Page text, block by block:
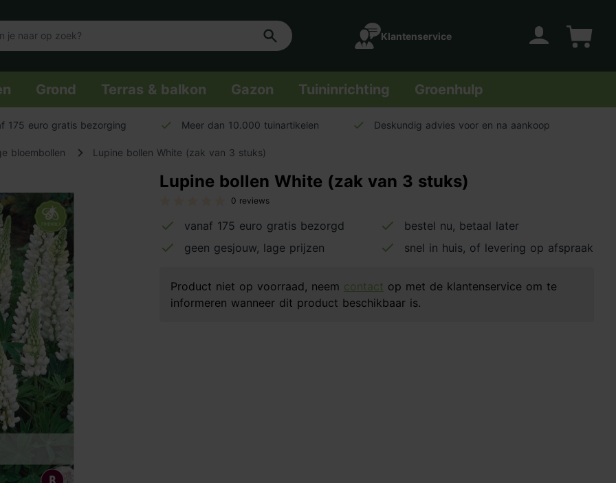
Klantenservice
Grond Terras & balkon Gazon Tuininrichting Groenhulp
175 euro gratis bezorging Meer dan 10.000 tuinartikelen Deskundig advies voor en na aankoop
bloembollen Lupine bollen White (zak van 3 stuks)
Lupine bollen White (zak van 3 stuks)
0 reviews
vanaf 175 euro gratis bezorgd
bestel nu, betaal later
geen gesjouw, lage prijzen
snel in huis, of levering op afspraak
Product niet op voorraad, neem contact op met de klantenservice om te
informeren wanneer dit product beschikbaar is.